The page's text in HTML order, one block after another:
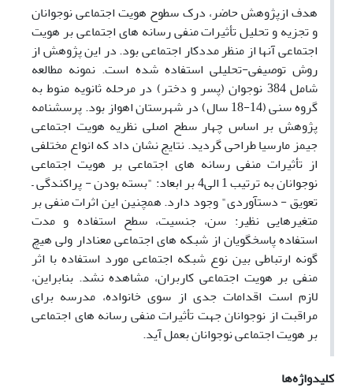
هدف ازپژوهش حاضر، درک سطوح هویت اجتماعی نوجوانان
و تجزیه و تحلیل تأثیرات منفی رسانه های اجتماعی بر هویت
اجتماعی آنها از منظر مددکار اجتماعی بود. در این پژوهش از
روش توصیفی-تحلیلی استفاده شده است. نمونه مطالعه
شامل 384 نوجوان (پسر و دختر) در مرحله ثانویه منوط به
گروه سنی (14-18 سال) در شهرستان اهواز بود. پرسشنامه
پژوهش بر اساس چهار سطح اصلی نظریه هویت اجتماعی
جیمز مارسیا طراحی گردید. نتایج نشان داد که انواع مختلفی
از تأثیرات منفی رسانه های اجتماعی بر هویت اجتماعی
نوجوانان به ترتیب 1 الی4 بر ابعاد: "بسته بودن - پراکندگی –
تعویق - دستآوردی" وجود دارد. همچنین این اثرات منفی بر
متغیرهایی نظیر: سن، جنسیت، سطح استفاده و مدت
استفاده پاسخگویان از شبکه های اجتماعی معنادار ولی هیچ
گونه ارتباطی بین نوع شبکه اجتماعی مورد استفاده با اثر
منفی بر هویت اجتماعی کاربران، مشاهده نشد. بنابراین،
لازم است اقدامات جدی از سوی خانواده، مدرسه برای
مراقبت از نوجوانان جهت تأثیرات منفی رسانه های اجتماعی
بر هویت اجتماعی نوجوانان بعمل آید.
کلیدواژه‌ها